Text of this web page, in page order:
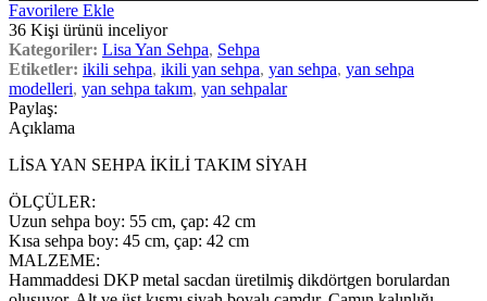
Favorilere Ekle
36 Kişi ürünü inceliyor
Kategoriler: Lisa Yan Sehpa, Sehpa
Etiketler: ikili sehpa, ikili yan sehpa, yan sehpa, yan sehpa
modelleri, yan sehpa takım, yan sehpalar
Paylaş:
Açıklama
LİSA YAN SEHPA İKİLİ TAKIM SİYAH
ÖLÇÜLER:
Uzun sehpa boy: 55 cm, çap: 42 cm
Kısa sehpa boy: 45 cm, çap: 42 cm
MALZEME:
Hammaddesi DKP metal sacdan üretilmiş dikdörtgen borulardan